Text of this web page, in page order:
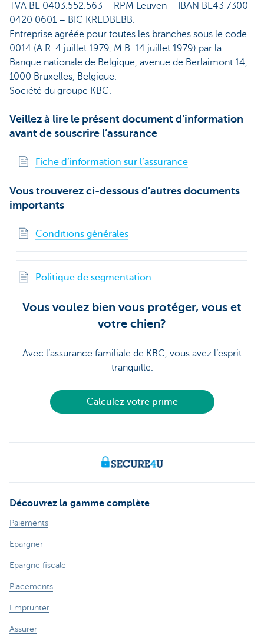
TVA BE 0403.552.563 – RPM Leuven – IBAN BE43 7300
0420 0601 – BIC KREDBEBB.
Entreprise agréée pour toutes les branches sous le code
0014 (A.R. 4 juillet 1979, M.B. 14 juillet 1979) par la
Banque nationale de Belgique, avenue de Berlaimont 14,
1000 Bruxelles, Belgique.
Société du groupe KBC.
Veillez à lire le présent document d’information
avant de souscrire l’assurance
Fiche d’information sur l’assurance
Vous trouverez ci-dessous d’autres documents
importants
Conditions générales
Politique de segmentation
Vous voulez bien vous protéger, vous et
votre chien?
Avec l’assurance familiale de KBC, vous avez l’esprit
tranquille.
Calculez votre prime
Découvrez la gamme complète
Paiements
Epargner
Epargne fiscale
Placements
Emprunter
Assurer